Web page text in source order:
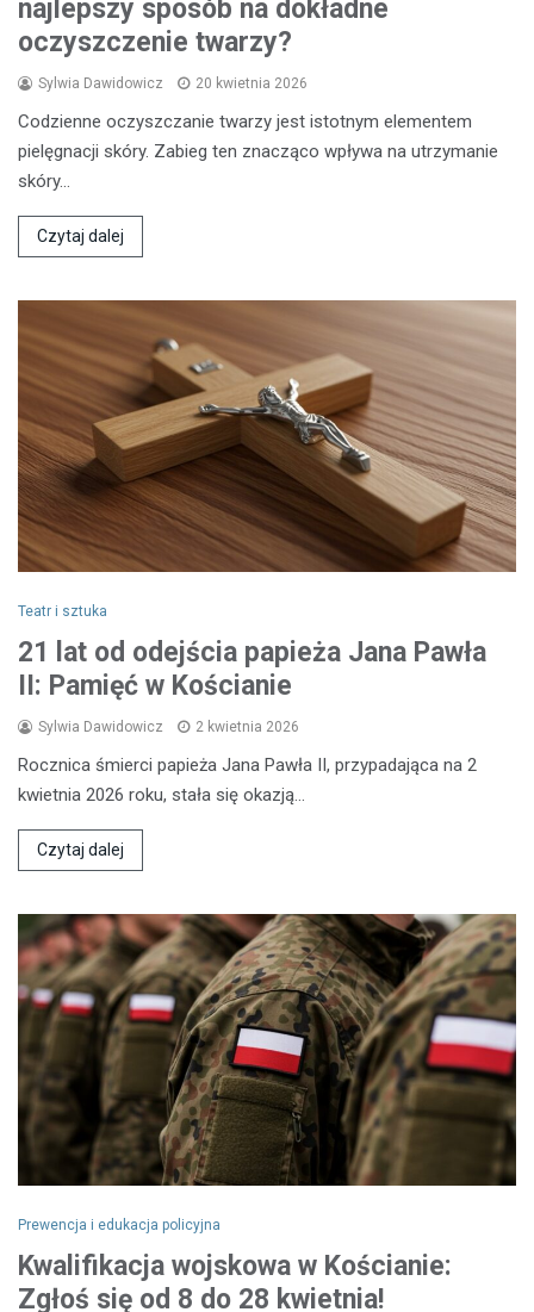
najlepszy sposób na dokładne
oczyszczenie twarzy?
Sylwia Dawidowicz 20 kwietnia 2026
Codzienne oczyszczanie twarzy jest istotnym elementem
pielęgnacji skóry. Zabieg ten znacząco wpływa na utrzymanie
skóry…
Czytaj dalej
Teatr i sztuka
21 lat od odejścia papieża Jana Pawła
II: Pamięć w Kościanie
Sylwia Dawidowicz 2 kwietnia 2026
Rocznica śmierci papieża Jana Pawła II, przypadająca na 2
kwietnia 2026 roku, stała się okazją…
Czytaj dalej
Prewencja i edukacja policyjna
Kwalifikacja wojskowa w Kościanie:
Zgłoś się od 8 do 28 kwietnia!